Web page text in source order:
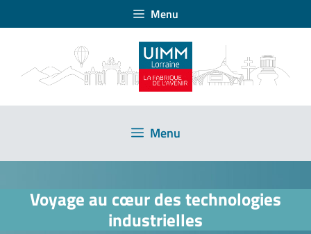
Menu
Menu
Voyage au cœur des technologies
industrielles